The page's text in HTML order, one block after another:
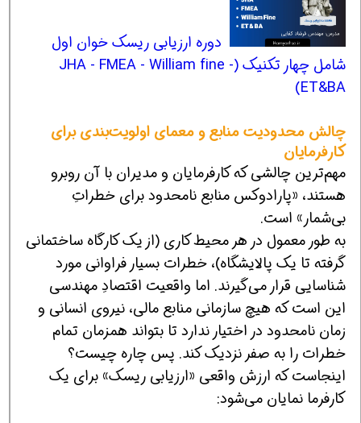
دوره ارزیابی ریسک خوان اول
شامل چهار تکنیک (JHA - FMEA - William fine -
ET&BA)
چالش محدودیت منابع و معمای اولویت‌بندی برای
کارفرمایان
مهم‌ترین چالشی که کارفرمایان و مدیران با آن روبرو
هستند، «پارادوکس منابع نامحدود برای خطراتِ
بی‌شمار» است.
به طور معمول در هر محیط کاری (از یک کارگاه ساختمانی
گرفته تا یک پالایشگاه)، خطرات بسیار فراوانی مورد
شناسایی قرار می‌گیرند. اما واقعیت اقتصادِ مهندسی
این است که هیچ سازمانی منابع مالی، نیروی انسانی و
زمان نامحدود در اختیار ندارد تا بتواند همزمان تمام
خطرات را به صفر نزدیک کند. پس چاره چیست؟
اینجاست که ارزش واقعی «ارزیابی ریسک» برای یک
کارفرما نمایان می‌شود: